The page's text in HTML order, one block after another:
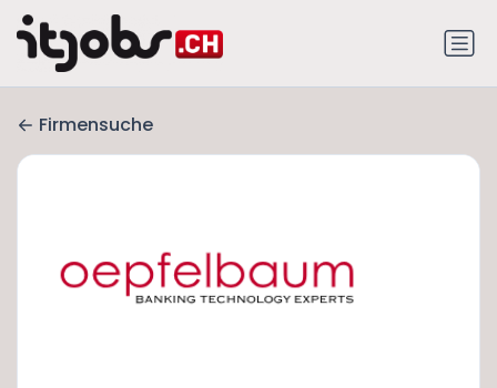
Firmensuche